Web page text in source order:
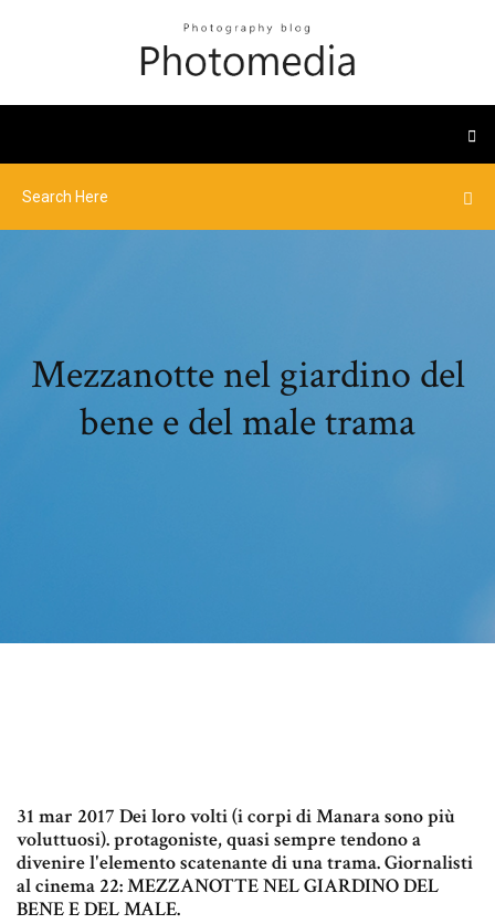
Mezzanotte nel giardino del
bene e del male trama
31 mar 2017 Dei loro volti (i corpi di Manara sono più
voluttuosi). protagoniste, quasi sempre tendono a
divenire l'elemento scatenante di una trama. Giornalisti
al cinema 22: MEZZANOTTE NEL GIARDINO DEL
BENE E DEL MALE.